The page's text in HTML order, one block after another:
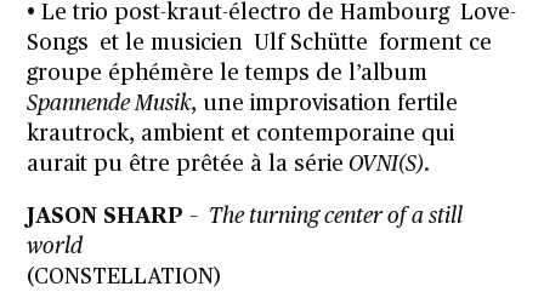
• Le trio post-kraut-électro de Hambourg Love-
Songs et le musicien Ulf Schütte forment ce
groupe éphémère le temps de l’album
Spannende Musik, une improvisation fertile
krautrock, ambient et contemporaine qui
aurait pu être prêtée à la série OVNI(S).
JASON SHARP – The turning center of a still
world
(CONSTELLATION)